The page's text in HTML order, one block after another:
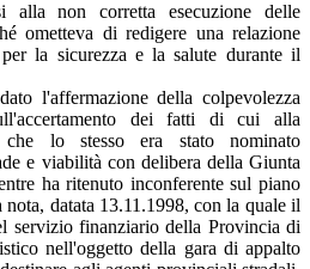
alla non corretta esecuzione delle
ometteva di redigere una relazione
la sicurezza e la salute durante il
l'affermazione della colpevolezza
dei fatti di cui alla
che lo stesso era stato nominato
e viabilità con delibera della Giunta
ha ritenuto inconferente sul piano
datata 13.11.1998, con la quale il
servizio finanziario della Provincia di
nell'oggetto della gara di appalto